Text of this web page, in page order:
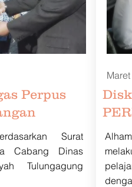
Perpus
Surat
Cabang Dinas
Tulungagung